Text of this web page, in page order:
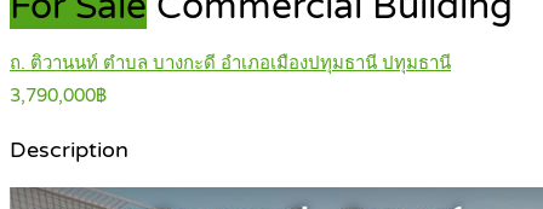
ถ. ติวานนท์ ตำบล บางกะดี อำเภอเมืองปทุมธานี ปทุมธานี
3,790,000฿
Description